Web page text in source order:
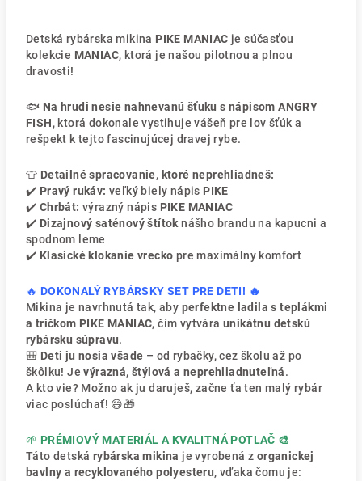
Detská rybárska mikina PIKE MANIAC je súčasťou
kolekcie MANIAC, ktorá je našou pilotnou a plnou
dravosti!
🐟 Na hrudi nesie nahnevanú šťuku s nápisom ANGRY
FISH, ktorá dokonale vystihuje vášeň pre lov šťúk a
rešpekt k tejto fascinujúcej dravej rybe.
👕 Detailné spracovanie, ktoré neprehliadneš:
✔️ Pravý rukáv: veľký biely nápis PIKE
✔️ Chrbát: výrazný nápis PIKE MANIAC
✔️ Dizajnový saténový štítok nášho brandu na kapucni a
spodnom leme
✔️ Klasické klokanie vrecko pre maximálny komfort
🔥 DOKONALÝ RYBÁRSKY SET PRE DETI! 🔥
Mikina je navrhnutá tak, aby perfektne ladila s teplákmi
a tričkom PIKE MANIAC, čím vytváraunikátnu detskú
rybársku súpravu.
🎒 Deti ju nosia všade – od rybačky, cez školu až po
škôlku! Jevýrazná, štýlová a neprehliadnuteľná.
A kto vie? Možno ak ju daruješ, začne ťa ten malý rybár
viac poslúchať! 😄🎁
🌱 PRÉMIOVÝ MATERIÁL A KVALITNÁ POTLAČ 🎨
Táto detská rybárska mikina je vyrobená z organickej
bavlny a recyklovaného polyesteru, vďaka čomu je: